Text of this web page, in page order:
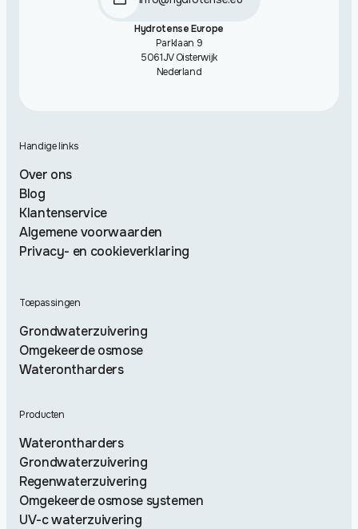
Hydrotense Europe
Parklaan 9
5061JV Oisterwijk
Nederland
Handige links
Over ons
Blog
Klantenservice
Algemene voorwaarden
Privacy- en cookieverklaring
Toepassingen
Grondwaterzuivering
Omgekeerde osmose
Waterontharders
Producten
Waterontharders
Grondwaterzuivering
Regenwaterzuivering
Omgekeerde osmose systemen
UV-c waterzuivering